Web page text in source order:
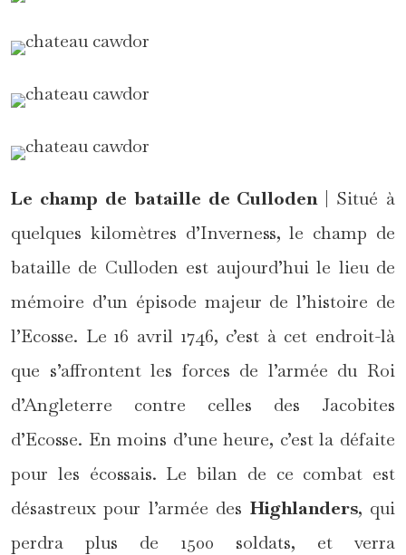
Le champ de bataille de Culloden| Situé à
quelques kilomètres d’Inverness, le champ de
bataille de Culloden est aujourd’hui le lieu de
mémoire d’un épisode majeur de l’histoire de
l’Ecosse. Le 16 avril 1746, c’est à cet endroit-là
que s’affrontent les forces de l’armée du Roi
d’Angleterre contre celles des Jacobites
d’Ecosse. En moins d’une heure, c’est la défaite
pour les écossais. Le bilan de ce combat est
désastreux pour l’armée des Highlanders, qui
perdra plus de 1500 soldats, et verra